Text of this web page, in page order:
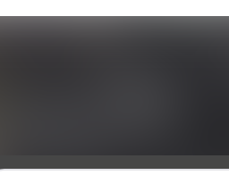
Religion
Séniors
Histoire
Télévision
PANIER